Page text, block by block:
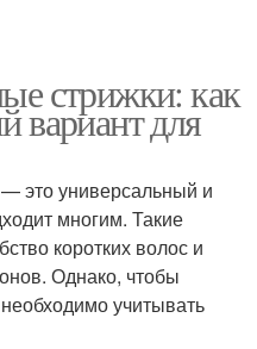
стрижки: как
вариант для
это универсальный и
многим. Такие
коротких волос и
Однако, чтобы
учитывать